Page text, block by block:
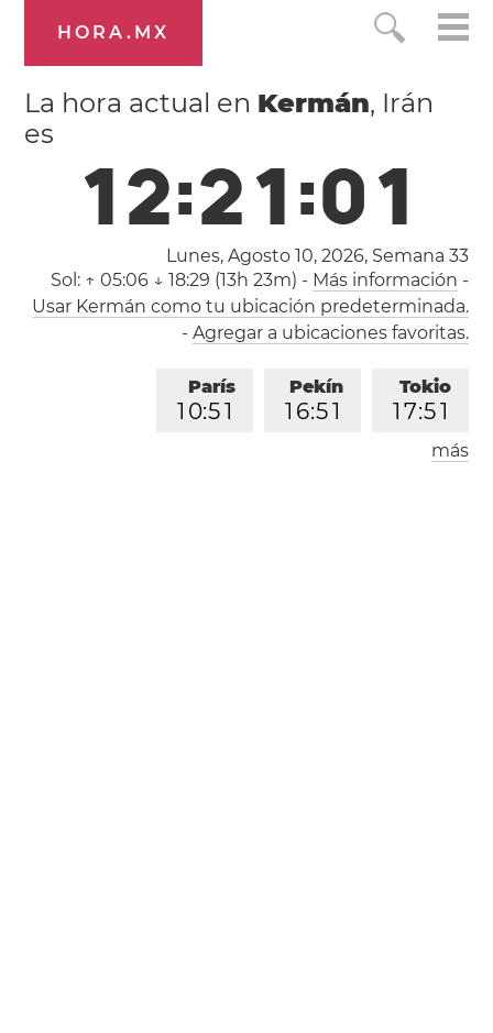
HORA.MX
La hora actual en Kermán, Irán
es
12:21:01
Lunes, Agosto 10, 2026, Semana 33
Sol: ↑ 05:06 ↓ 18:29 (13h 23m) - Más información -
Usar Kermán como tu ubicación predeterminada.
- Agregar a ubicaciones favoritas.
Tokio
1 7:51
Pekín
1 6:51
París
1 0:51
Londres
más